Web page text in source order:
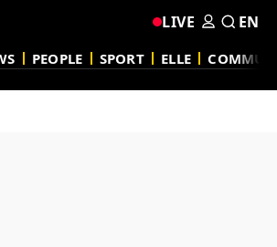
PEOPLE SPORT ELLE
LIVE EN